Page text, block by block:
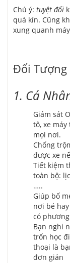
Chú ý: tuyệt đối
quá kín. Cũng
xung quanh
Đối Tượng
1. Cá
Giám sát
tô, xe
mọi nơi.
Chống
được xe
Tiết kiệm
toàn bộ:
…..
Giúp bố
nơi bé
có
Bạn nghi
trốn học
thoại là
đơn giản